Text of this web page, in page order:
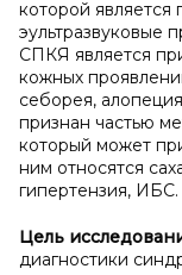
которой является
эультразвуковые
СПКЯ является
кожных
себорея,
признан частью
который может
ним относятся
гипертензия, ИБС.
Цель
диагностики